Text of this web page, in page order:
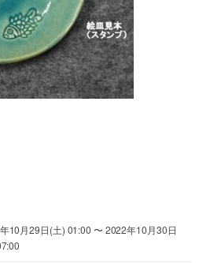
10月29日(土) 01:00 〜 2022年10月30日